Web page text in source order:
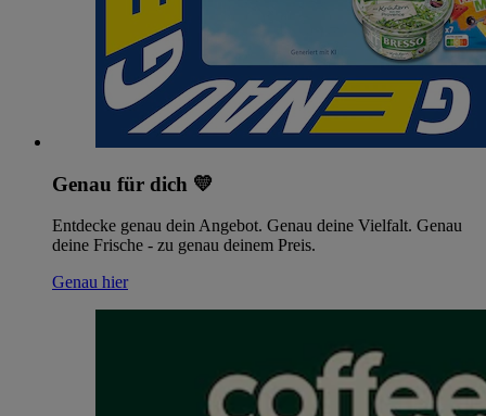
Genau für dich 💛
Entdecke genau dein Angebot. Genau deine Vielfalt. Genau
deine Frische - zu genau deinem Preis.
Genau hier